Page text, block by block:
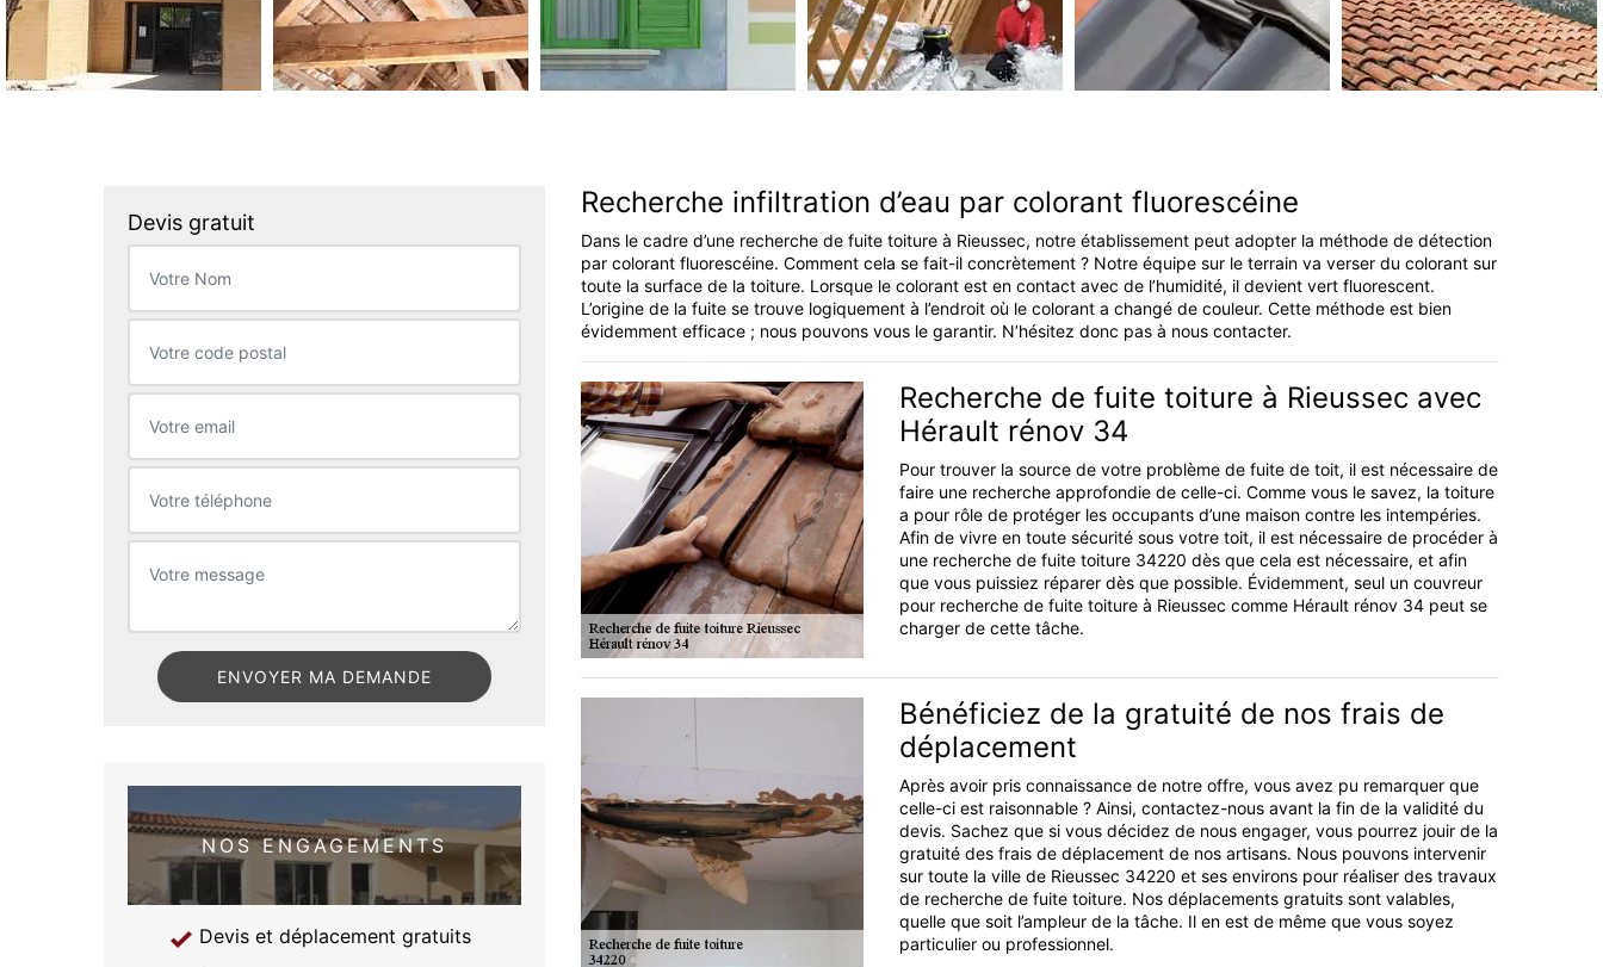
Devis gratuit
NOS ENGAGEMENTS
Devis et déplacement gratuits
Recherche infiltration d’eau par colorant fluorescéine
Dans le cadre d’une recherche de fuite toiture à Rieussec, notre établissement peut adopter la méthode de détection
par colorant fluorescéine. Comment cela se fait-il concrètement ? Notre équipe sur le terrain va verser du colorant sur
toute la surface de la toiture. Lorsque le colorant est en contact avec de l’humidité, il devient vert fluorescent.
L’origine de la fuite se trouve logiquement à l’endroit où le colorant a changé de couleur. Cette méthode est bien
évidemment efficace ; nous pouvons vous le garantir. N’hésitez donc pas à nous contacter.
Recherche de fuite toiture à Rieussec avec
Hérault rénov 34
Pour trouver la source de votre problème de fuite de toit, il est nécessaire de
faire une recherche approfondie de celle-ci. Comme vous le savez, la toiture
a pour rôle de protéger les occupants d’une maison contre les intempéries.
Afin de vivre en toute sécurité sous votre toit, il est nécessaire de procéder à
une recherche de fuite toiture 34220 dès que cela est nécessaire, et afin
que vous puissiez réparer dès que possible. Évidemment, seul un couvreur
pour recherche de fuite toiture à Rieussec comme Hérault rénov 34 peut se
charger de cette tâche.
Bénéficiez de la gratuité de nos frais de
déplacement
Après avoir pris connaissance de notre offre, vous avez pu remarquer que
celle-ci est raisonnable ? Ainsi, contactez-nous avant la fin de la validité du
devis. Sachez que si vous décidez de nous engager, vous pourrez jouir de la
gratuité des frais de déplacement de nos artisans. Nous pouvons intervenir
sur toute la ville de Rieussec 34220 et ses environs pour réaliser des travaux
de recherche de fuite toiture. Nos déplacements gratuits sont valables,
quelle que soit l’ampleur de la tâche. Il en est de même que vous soyez
particulier ou professionnel.